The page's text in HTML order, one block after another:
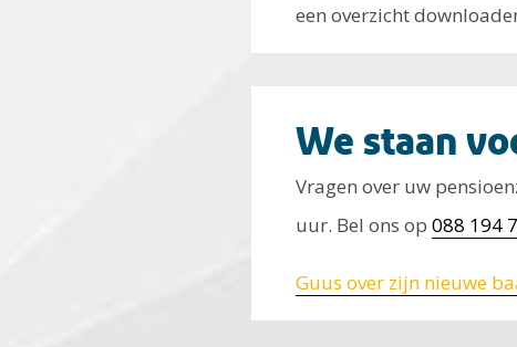
een overzicht
We staan
Vragen over uw
uur. Bel ons op 088 194
Guus over zijn nieuwe